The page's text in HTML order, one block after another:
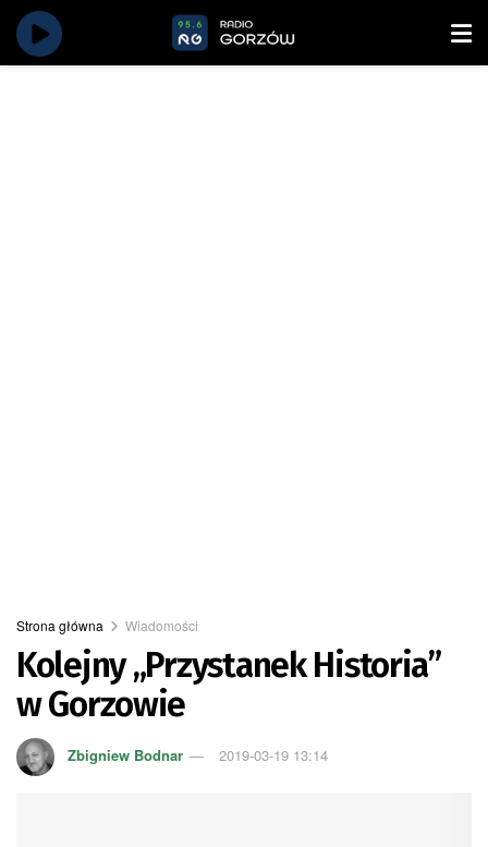
Strona główna Wiadomości
Kolejny „Przystanek Historia”
w Gorzowie
Zbigniew Bodnar 2019-03-19 13:14